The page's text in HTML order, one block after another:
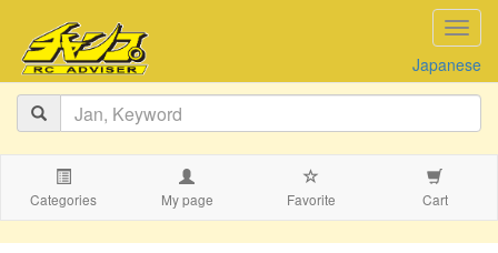
Japanese
Categories My page Favorite Cart